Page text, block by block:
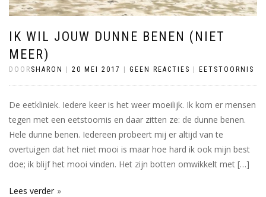
IK WIL JOUW DUNNE BENEN (NIET
MEER)
DOOR SHARON | 20 MEI 2017 | GEEN REACTIES | EETSTOORNIS
De eetkliniek. Iedere keer is het weer moeilijk. Ik kom er mensen
tegen met een eetstoornis en daar zitten ze: de dunne benen.
Hele dunne benen. Iedereen probeert mij er altijd van te
overtuigen dat het niet mooi is maar hoe hard ik ook mijn best
doe; ik blijf het mooi vinden. Het zijn botten omwikkelt met […]
Lees verder